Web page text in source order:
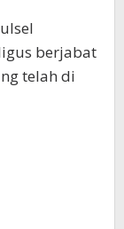
berjabat
telah di